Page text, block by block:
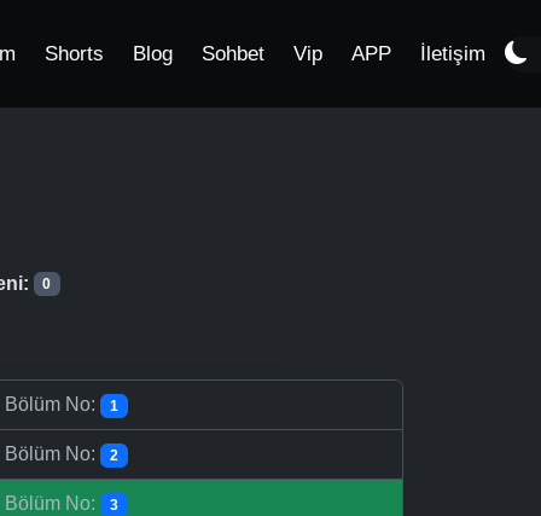
Shorts Blog Sohbet Vip APP İletişim
0
Bölüm No: 1
Bölüm No: 2
Bölüm No: 3